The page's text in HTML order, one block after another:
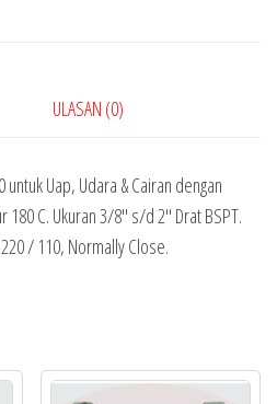
ULASAN (0)
Uap, Udara & Cairan dengan
C. Ukuran 3/8″ s/d 2″ Drat BSPT.
/ 110, Normally Close.